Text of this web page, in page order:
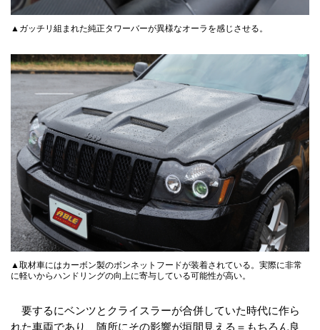
▲ガッチリ組まれた純正タワーバーが異様なオーラを感じさせる。
▲取材車にはカーボン製のボンネットフードが装着されている。実際に非常
に軽いからハンドリングの向上に寄与している可能性が高い。
要するにベンツとクライスラーが合併していた時代に作ら
れた車両であり、随所にその影響が垣間見える＝もちろん良